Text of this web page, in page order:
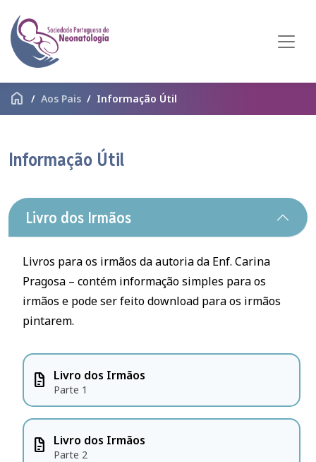
home Aos Pais Informação Útil
Informação Útil
Livro dos Irmãos
Livros para os irmãos da autoria da Enf. Carina
Pragosa – contém informação simples para os
irmãos e pode ser feito download para os irmãos
pintarem.
docs Livro dos Irmãos
Parte 1
docs Livro dos Irmãos
Parte 2